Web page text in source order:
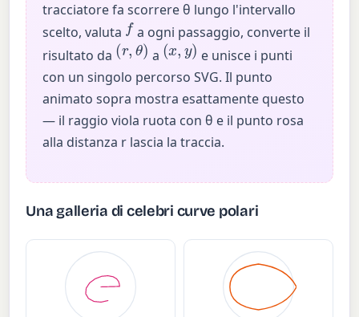
tracciatore fa scorrere θ lungo l'intervallo
scelto, valuta f a ogni passaggio, converte il
risultato da
(r,θ)
a
(x,y)
e unisce i punti
con un singolo percorso SVG. Il punto
animato sopra mostra esattamente questo
— il raggio viola ruota con θ e il punto rosa
alla distanza r lascia la traccia.
Una galleria di celebri curve polari